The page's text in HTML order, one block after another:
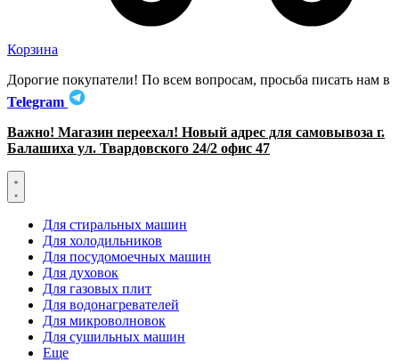
Корзина
Дорогие покупатели! По всем вопросам, просьба писать нам в
Telegram
Важно! Магазин переехал! Новый адрес для самовывоза г.
Балашиха ул. Твардовского 24/2 офис 47
Для стиральных машин
Для холодильников
Для посудомоечных машин
Для духовок
Для газовых плит
Для водонагревателей
Для микроволновок
Для сушильных машин
Еще